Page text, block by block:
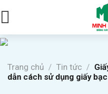
Trang chủ / Tin tức /
dẫn cách sử dụng giấy bạc